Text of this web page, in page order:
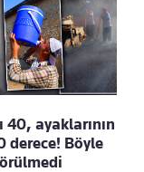
40, ayaklarının
derece! Böyle